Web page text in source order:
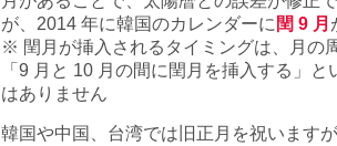
が、2014 年に韓国のカレンダーに 閏 9 月
※ 閏月が挿入されるタイミングは、月の
「9 月と 10 月の間に閏月を挿入する」
はありません
韓国や中国、台湾では旧正月を祝います